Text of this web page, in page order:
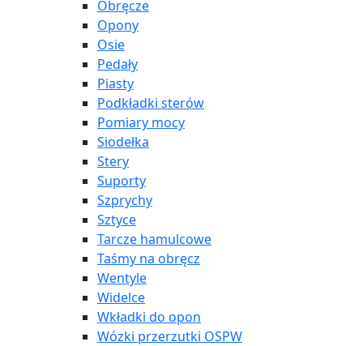
Obręcze
Opony
Osie
Pedały
Piasty
Podkładki sterów
Pomiary mocy
Siodełka
Stery
Suporty
Szprychy
Sztyce
Tarcze hamulcowe
Taśmy na obręcz
Wentyle
Widelce
Wkładki do opon
Wózki przerzutki OSPW